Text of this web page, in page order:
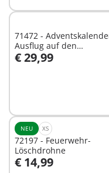
71472 -
Ausflug auf den
Weihnachtsmarkt
€ 29,99
In den Warenkorb
NEU XS
72197 - Feuerwehr-
Löschdrohne
€ 14,99
In den Warenkorb